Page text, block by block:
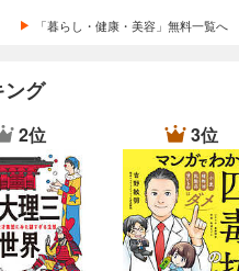
「暮らし・健康・美容」無料一覧へ
グ
2位 3位